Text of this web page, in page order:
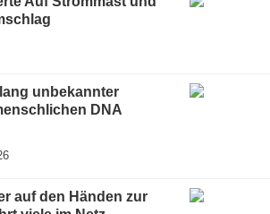
unbekannter
DNA
auf den Händen zur